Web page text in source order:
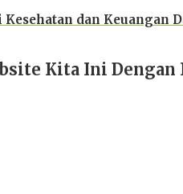
dan Keuangan
Kita Ini Dengan